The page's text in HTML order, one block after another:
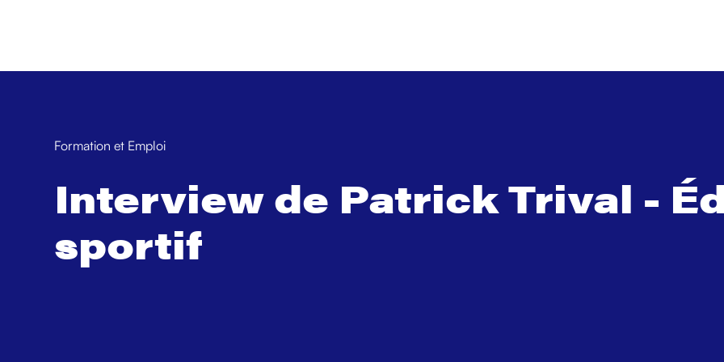
Formation et Emploi
Interview de Patrick Trival -
sportif